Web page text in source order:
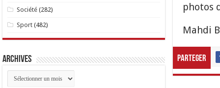
photos
Mahdi
Parteger
Société (282)
Sport (482)
Archives
Archives